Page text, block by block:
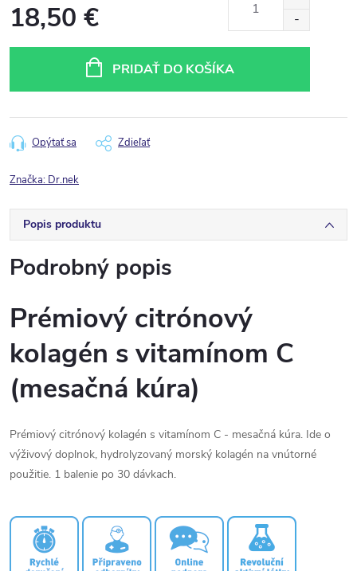
18,50 €
PRIDAŤ DO KOŠÍKA
Opýtať sa Zdieľať
Značka: Dr.nek
Popis produktu
Podrobný popis
Prémiový citrónový
kolagén s vitamínom C
(mesačná kúra)
Prémiový citrónový kolagén s vitamínom C - mesačná kúra. Ide o
výživový doplnok, hydrolyzovaný morský kolagén na vnútorné
použitie. 1 balenie po 30 dávkach.